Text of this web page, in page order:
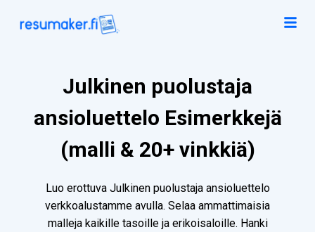
Julkinen puolustaja
ansioluettelo Esimerkkejä
(malli & 20+ vinkkiä)
Luo erottuva Julkinen puolustaja ansioluettelo
verkkoalustamme avulla. Selaa ammattimaisia
malleja kaikille tasoille ja erikoisaloille. Hanki